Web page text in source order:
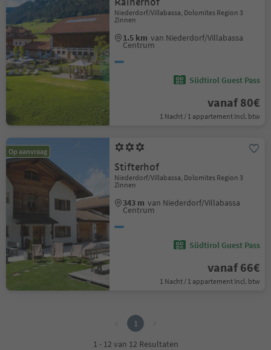
Niederdorf/Villabassa, Dolomites Region 3
Zinnen
1.5 km van Niederdorf/Villabassa
Centrum
Südtirol Guest Pass
vanaf 80€
1 Nacht / 1 appartement Incl. btw
Op aanvraag
Stifterhof
Niederdorf/Villabassa, Dolomites Region 3
Zinnen
343 m van Niederdorf/Villabassa
Centrum
Südtirol Guest Pass
vanaf 66€
1 Nacht / 1 appartement Incl. btw
1
1 - 12 van 12 Resultaten